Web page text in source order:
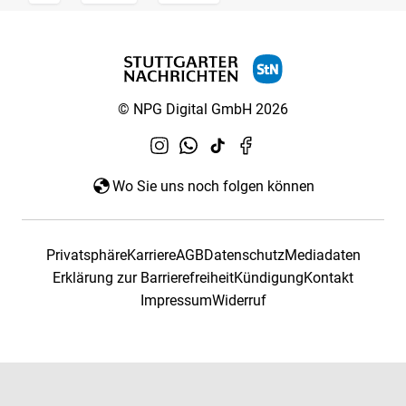
© NPG Digital GmbH 2026
Wo Sie uns noch folgen können
PrivatsphäreKarriereAGBDatenschutzMediadaten
Erklärung zur BarrierefreiheitKündigungKontakt
ImpressumWiderruf